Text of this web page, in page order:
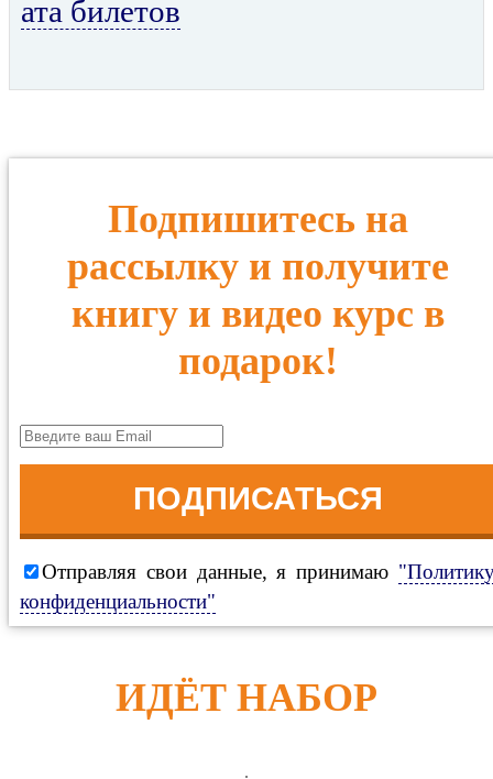
ата билетов
Подпишитесь на
рассылку и получите
книгу и видео курс в
подарок!
ПОДПИСАТЬСЯ
Отправляя свои данные, я принимаю
конфиденциальности"
ИДЁТ НАБОР